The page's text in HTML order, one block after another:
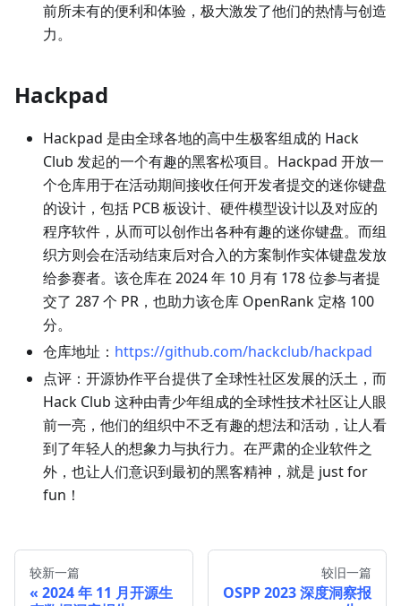
前所未有的便利和体验，极大激发了他们的热情与创造
力。
Hackpad
Hackpad 是由全球各地的高中生极客组成的 Hack
Club 发起的一个有趣的黑客松项目。Hackpad 开放一
个仓库用于在活动期间接收任何开发者提交的迷你键盘
的设计，包括 PCB 板设计、硬件模型设计以及对应的
程序软件，从而可以创作出各种有趣的迷你键盘。而组
织方则会在活动结束后对合入的方案制作实体键盘发放
给参赛者。该仓库在 2024 年 10 月有 178 位参与者提
交了 287 个 PR，也助力该仓库 OpenRank 定格 100
分。
仓库地址： https://github.com/hackclub/hackpad
点评：开源协作平台提供了全球性社区发展的沃土，而
Hack Club 这种由青少年组成的全球性技术社区让人眼
前一亮，他们的组织中不乏有趣的想法和活动，让人看
到了年轻人的想象力与执行力。在严肃的企业软件之
外，也让人们意识到最初的黑客精神，就是 just for
fun！
较新一篇
2024 年 11 月开源生
较旧一篇
OSPP 2023 深度洞察报